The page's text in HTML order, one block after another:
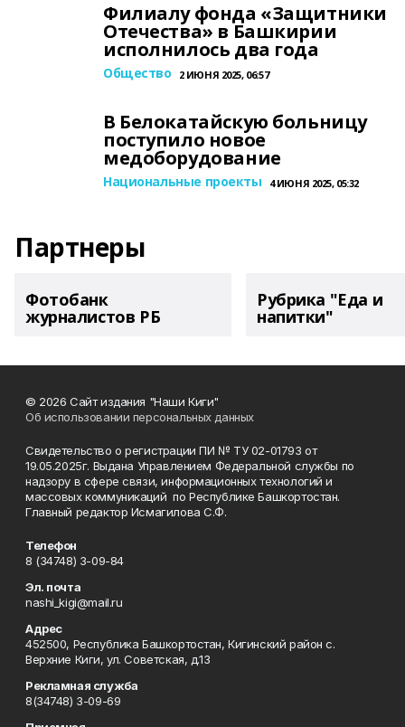
Филиалу фонда «Защитники
Отечества» в Башкирии
исполнилось два года
Общество 2 ИЮНЯ 2025, 06:57
В Белокатайскую больницу
поступило новое
медоборудование
Национальные проекты 4 ИЮНЯ 2025, 05:32
Партнеры
Фотобанк
журналистов РБ
Рубрика "Еда и
напитки"
© 2026 Сайт издания "Наши Киги"
Об использовании персональных данных
Свидетельство о регистрации ПИ № ТУ 02-01793 от
19.05.2025г. Выдана Управлением Федеральной службы по
надзору в сфере связи, информационных технологий и
массовых коммуникаций по Республике Башкортостан.
Главный редактор Исмагилова С.Ф.
Телефон
8 (34748) 3-09-84
Эл. почта
nashi_kigi@mail.ru
Адрес
452500, Республика Башкортостан, Кигинский район с.
Верхние Киги, ул. Советская, д.13
Рекламная служба
8(34748) 3-09-69